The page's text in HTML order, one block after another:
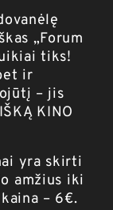
„Forum
tiks!
ir
– jis
KINO
yra skirti
amžius iki
– 6€.